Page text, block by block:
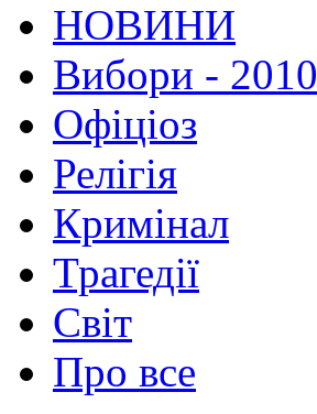
НОВИНИ
Вибори - 2010
Офіціоз
Релігія
Кримінал
Трагедії
Світ
Про все